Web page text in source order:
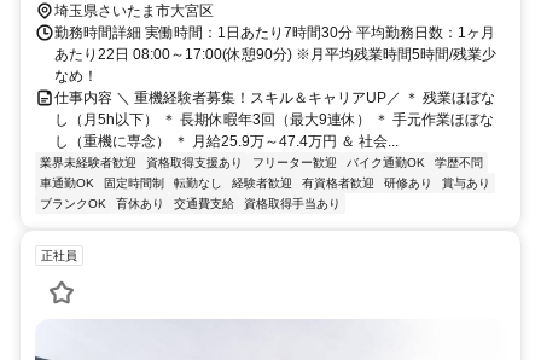
埼玉県さいたま市大宮区
勤務時間詳細 実働時間：1日あたり7時間30分 平均勤務日数：1ヶ月
あたり22日 08:00～17:00(休憩90分) ※月平均残業時間5時間/残業少
なめ！
仕事内容 ＼ 重機経験者募集！スキル＆キャリアUP／ ＊ 残業ほぼな
し（月5h以下） ＊ 長期休暇年3回（最大9連休） ＊ 手元作業ほぼな
し（重機に専念） ＊ 月給25.9万～47.4万円 ＆ 社会...
業界未経験者歓迎 資格取得支援あり フリーター歓迎 バイク通勤OK
学歴不問
車通勤OK
固定時間制 転勤なし 経験者歓迎 有資格者歓迎 研修あり
賞与あり
ブランクOK
育休あり 交通費支給 資格取得手当あり
正社員